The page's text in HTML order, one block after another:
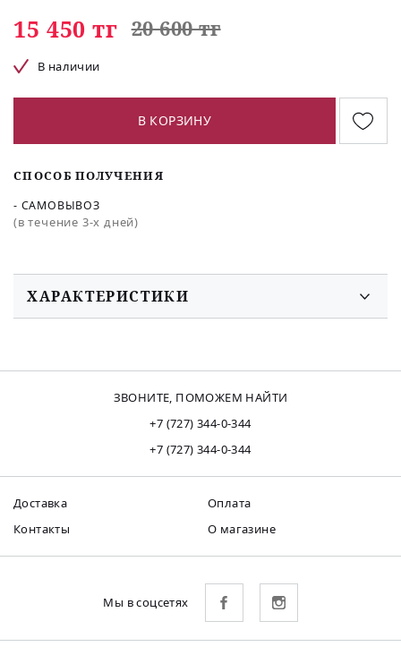
15 450 тг 20 600 тг
В наличии
В КОРЗИНУ
СПОСОБ ПОЛУЧЕНИЯ
- САМОВЫВОЗ
(в течение 3-х дней)
ХАРАКТЕРИСТИКИ
ЗВОНИТЕ, ПОМОЖЕМ НАЙТИ
+7 (727) 344-0-344
+7 (727) 344-0-344
Доставка
Оплата
Контакты
О магазине
Мы в соцсетях